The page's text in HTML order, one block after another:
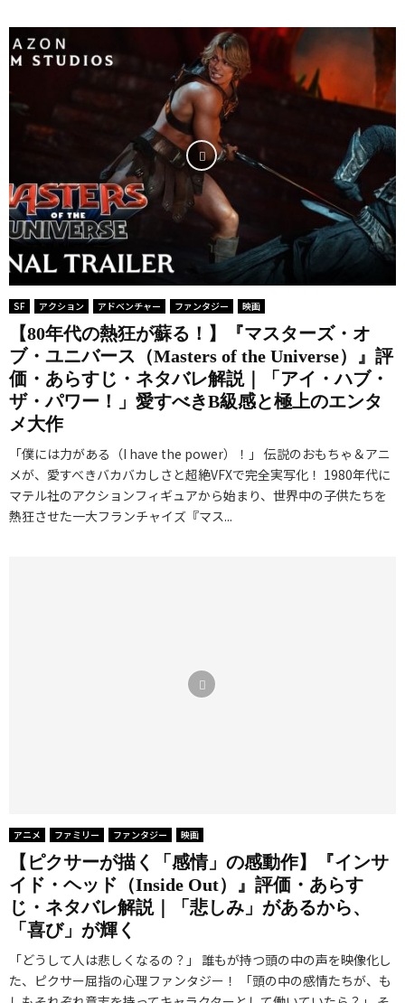
SF アクション アドベンチャー ファンタジー 映画
【80年代の熱狂が蘇る！】『マスターズ・オ
ブ・ユニバース（Masters of the Universe）』評
価・あらすじ・ネタバレ解説｜「アイ・ハブ・
ザ・パワー！」愛すべきB級感と極上のエンタ
メ大作
「僕には力がある（I have the power）！」 伝説のおもちゃ＆アニ
メが、愛すべきバカバカしさと超絶VFXで完全実写化！ 1980年代に
マテル社のアクションフィギュアから始まり、世界中の子供たちを
熱狂させた一大フランチャイズ『マス...
アニメ ファミリー ファンタジー 映画
【ピクサーが描く「感情」の感動作】『インサ
イド・ヘッド（Inside Out）』評価・あらす
じ・ネタバレ解説｜「悲しみ」があるから、
「喜び」が輝く
「どうして人は悲しくなるの？」 誰もが持つ頭の中の声を映像化し
た、ピクサー屈指の心理ファンタジー！ 「頭の中の感情たちが、も